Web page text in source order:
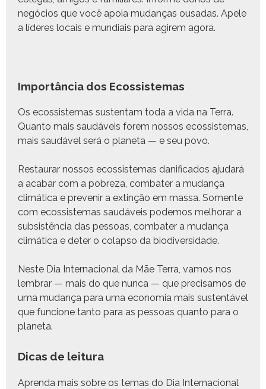
negó­cios que você apoia mudanças ousadas. Apele
a líderes locais e mundi­ais para agirem agora.
Importância dos Ecossistemas
Os ecos­sis­temas sus­ten­tam toda a vida na Ter­ra.
Quan­to mais saudáveis forem nos­sos ecos­sis­temas,
mais saudáv­el será o plan­e­ta — e seu povo.
Restau­rar nos­sos ecos­sis­temas dan­i­fi­ca­dos aju­dará
a acabar com a pobreza, com­bat­er a mudança
climáti­ca e pre­venir a extinção em mas­sa. Somente
com ecos­sis­temas saudáveis podemos mel­ho­rar a
sub­sistên­cia das pes­soas, com­bat­er a mudança
climáti­ca e deter o colap­so da biodiversidade.
Neste Dia Inter­na­cional da Mãe Ter­ra, vamos nos
lem­brar — mais do que nun­ca — que pre­cisamos de
uma mudança para uma econo­mia mais sus­ten­táv­el
que fun­cione tan­to para as pes­soas quan­to para o
planeta.
Dicas de leitura
Apren­da mais sobre os temas do Dia Inter­na­cional